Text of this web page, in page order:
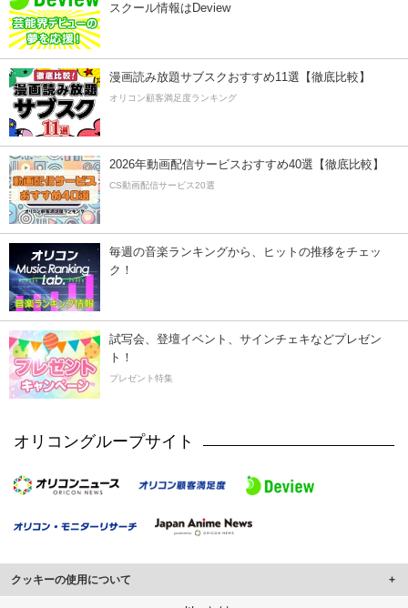
スクール情報はDeview
漫画読み放題サブスクおすすめ11選【徹底比較】
オリコン顧客満足度ランキング
2026年動画配信サービスおすすめ40選【徹底比較】
CS動画配信サービス20選
毎週の音楽ランキングから、ヒットの推移をチェッ
ク！
試写会、登壇イベント、サインチェキなどプレゼン
ト！
プレゼント特集
オリコングループサイト
クッキーの使用について